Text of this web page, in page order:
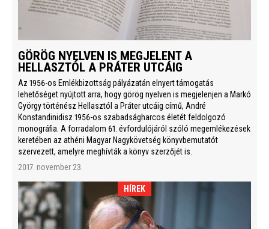
GÖRÖG NYELVEN IS MEGJELENT A
HELLASZTÓL A PRÁTER UTCÁIG
Az 1956-os Emlékbizottság pályázatán elnyert támogatás
lehetőséget nyújtott arra, hogy görög nyelven is megjelenjen a Markó
György történész Hellasztól a Práter utcáig című, André
Konstandinidisz 1956-os szabadságharcos életét feldolgozó
monográfia. A forradalom 61. évfordulójáról szóló megemlékezések
keretében az athéni Magyar Nagykövetség könyvbemutatót
szervezett, amelyre meghívták a könyv szerzőjét is.
2017. november 23.
HÍREK